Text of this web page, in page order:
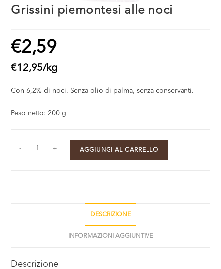
Grissini piemontesi alle noci
€2,59
€12,95/kg
Con 6,2% di noci. Senza olio di palma, senza conservanti.
Peso netto: 200 g
- + AGGIUNGI AL CARRELLO
DESCRIZIONE
INFORMAZIONI AGGIUNTIVE
Descrizione